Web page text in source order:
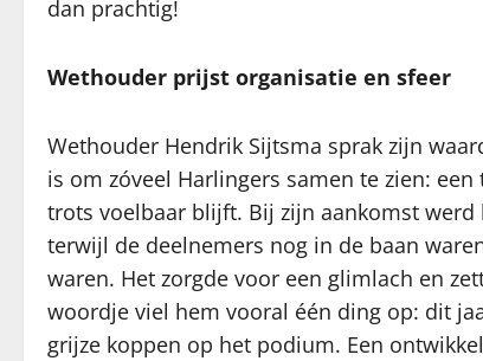
dan prachtig!
Wethouder prijst organisatie en sfeer
Wethouder Hendrik Sijtsma sprak zijn
is om zóveel Harlingers samen te zien:
trots voelbaar blijft. Bij zijn aankomst
terwijl de deelnemers nog in de baan
waren. Het zorgde voor een glimlach en
woordje viel hem vooral één ding op: dit
grijze koppen op het podium. Een